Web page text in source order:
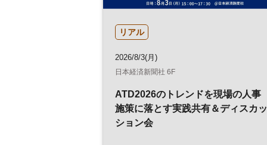
リアル
2026/8/3(月)
日本経済新聞社 6F
ATD2026のトレンドを現場の人事
施策に落とす実践共有＆ディスカッ
ション会